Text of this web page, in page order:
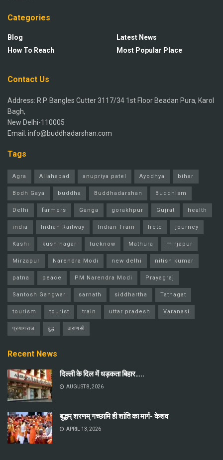
Categories
Blog
How To Reach
Latest News
Most Popular Place
Contact Us
Address: R.P. Bangles Cutter 3117/34 1st Floor Beadan Pura, Karol
Bagh,
New Delhi-110005
Email: info@buddhadarshan.com
Tags
Agra Allahabad anupriya patel Ayodhya bihar
Bodh Gaya buddha Buddhadarshan Buddhism
Delhi farmers Ganga gorakhpur Gujrat health
india Indian Railway Indian Train Irctc journey
Kashi kushinagar lucknow Mathura mirjapur
Mirzapur Narendra Modi new delhi nitish kumar
patna peace PM Narendra Modi Prayagraj
Santosh Gangwar sarnath siddhartha Tathagat
tourism tourist train uttar pradesh Varanasi
प्रयागराज बुद्ध वाराणसी
Recent News
दिल्ली के दिल में धड़कता बिहार…..
AUGUST 8, 2026
बुद्धम् शरणम् गच्छामि ही शांति का मार्ग- केशव
APRIL 13, 2026